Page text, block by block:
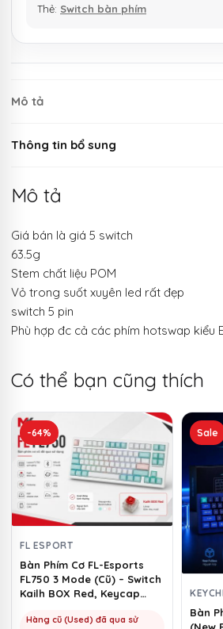
Thẻ: Switch bàn phím
Mô tả
Thông tin bổ sung
Mô tả
Giá bán là giá 5 switch
63.5g
Stem chất liệu POM
Vỏ trong suốt xuyên led rất đẹp
switch 5 pin
Phù hợp đc cả các phím hotswap kiểu
Có thể bạn cũng thích
-64%
FL ESPORT
Bàn Phím Cơ FL-Esports
FL750 3 Mode (Cũ) – Switch
Kailh BOX Red, Keycap
Hàng cũ (Used) đã qua sử
Sale
Bàn
(New
Sản
phẩm
có
nhiều
biến
thể.
Các
tùy
chọn
có